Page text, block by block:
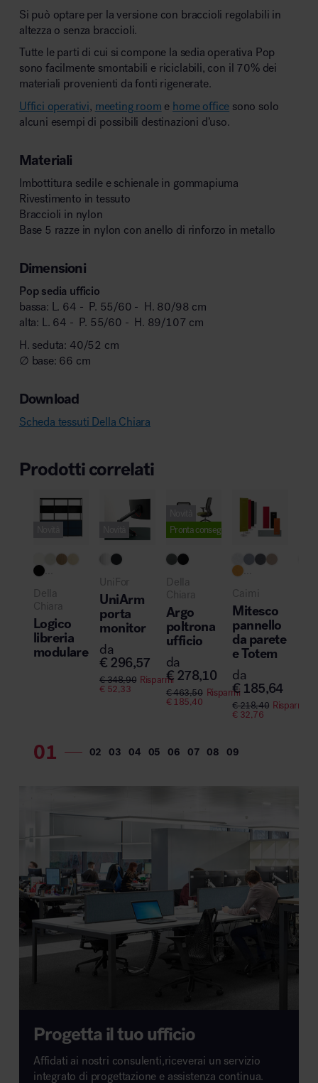
Si può optare per la versione con braccioli regolabili in
altezza o senza braccioli.
Tutte le parti di cui si compone la sedia operativa Pop
sono facilmente smontabili e riciclabili, con il 70% dei
materiali provenienti da fonti rigenerate.
Uffici operativi, meeting room e home office sono solo
alcuni esempi di possibili destinazioni d’uso.
Materiali
Imbottitura sedile e schienale in gommapiuma
Rivestimento in tessuto
Braccioli in nylon
Base 5 razze in nylon con anello di rinforzo in metallo
Dimensioni
Pop sedia ufficio
bassa: L. 64 - P. 55/60 - H. 80/98 cm
alta: L. 64 - P. 55/60 - H. 89/107 cm
H. seduta: 40/52 cm
∅ base: 66 cm
Download
Scheda tessuti Della Chiara
Prodotti correlati
...
Della
Chiara
Logico
libreria
modulare
UniFor
UniArm
porta
monitor
da
€ 296,57
€348,90 Risparmi
€52,33
Pronta consegna
Della
Chiara
Argo
poltrona
ufficio
da
€ 278,10
€463,50 Risparmi
€185,40
Caimi
Mitesco
pannello
da parete
e Totem
da
€ 185,64
€218,40 Risparmi
€32,76
Progetta il tuo ufficio
Affidati ai nostri consulenti,riceverai un servizio
integrato di progettazione e assistenza continua.